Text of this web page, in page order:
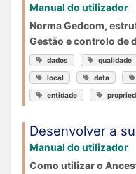
Manual do utilizador
Norma Gedcom,
Gestão e controlo de
dados qualidade
local data
entidade
Desenvolver a
Manual do utilizador
Como utilizar o